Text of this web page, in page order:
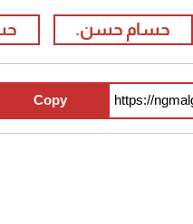
حسام حسن.
Copy